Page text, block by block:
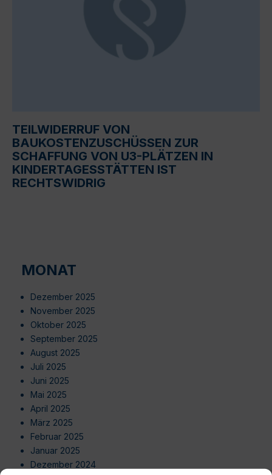
TEILWIDERRUF VON
BAUKOSTENZUSCHÜSSEN ZUR
SCHAFFUNG VON U3-PLÄTZEN IN
KINDERTAGESSTÄTTEN IST
RECHTSWIDRIG
MONAT
Dezember 2025
November 2025
Oktober 2025
September 2025
August 2025
Juli 2025
Juni 2025
Mai 2025
April 2025
März 2025
Februar 2025
Januar 2025
Dezember 2024